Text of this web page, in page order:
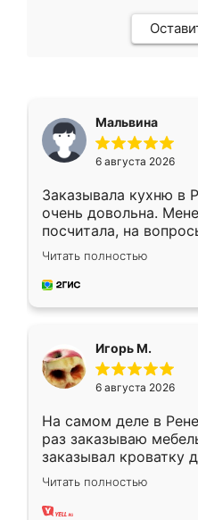
Мальвина
6 августа 2026
Заказывала кухню в
очень довольна.
посчитала, на
Замерщик приехал в
делу со всей
за день, ребята
Читать полностью
Игорь М.
6 августа 2026
На самом деле в
раз заказываю
заказывал кроватку
ребёнка при его
заказал шкаф-купе.
хорошее сборка
Читать полностью